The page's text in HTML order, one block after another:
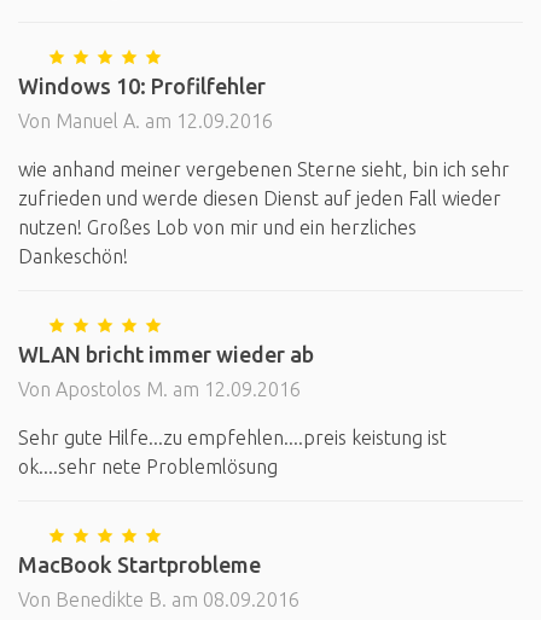
Windows 10: Profilfehler
Von Manuel A. am 12.09.2016
wie anhand meiner vergebenen Sterne sieht, bin ich sehr
zufrieden und werde diesen Dienst auf jeden Fall wieder
nutzen! Großes Lob von mir und ein herzliches
Dankeschön!
WLAN bricht immer wieder ab
Von Apostolos M. am 12.09.2016
Sehr gute Hilfe...zu empfehlen....preis keistung ist
ok....sehr nete Problemlösung
MacBook Startprobleme
Von Benedikte B. am 08.09.2016